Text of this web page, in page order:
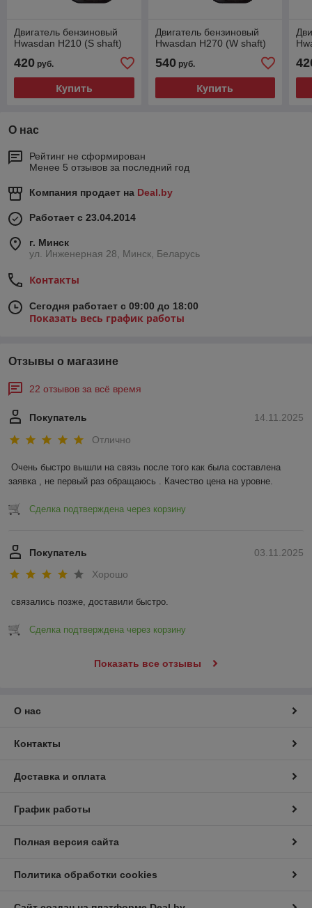
Двигатель бензиновый
Hwasdan H210 (S shaft)
420 руб.
Купить
Двигатель бензиновый
Hwasdan H270 (W shaft)
540руб.
Купить
О нас
Рейтинг не сформирован
Менее 5 отзывов за последний год
Компания продает на Deal.by
Работает с 23.04.2014
г. Минск
ул. Инженерная 28, Минск, Беларусь
Контакты
Сегодня работает с 09:00 до 18:00
Показать весь график работы
Отзывы о магазине
22 отзывов за всё время
14.11.2025
Покупатель
Отлично
Очень быстро вышли на связь после того как была составлена
заявка , не первый раз обращаюсь . Качество цена на уровне.
Сделка подтверждена через корзину
03.11.2025
Покупатель
Хорошо
связались позже, доставили быстро.
Сделка подтверждена через корзину
Показать все отзывы
О нас
Контакты
Доставка и оплата
График работы
Полная версия сайта
Политика обработки cookies